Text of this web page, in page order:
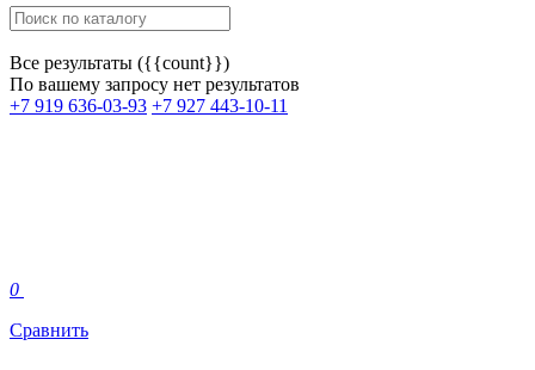
Все результаты ({{count}})
По вашему запросу нет результатов
+7 919 636-03-93 +7 927 443-10-11
0
Сравнить